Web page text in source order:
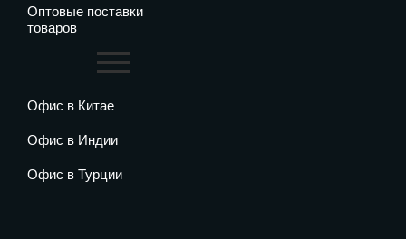
Оптовые поставки
товаров
Офис в Китае
Офис в Индии
Офис в Турции